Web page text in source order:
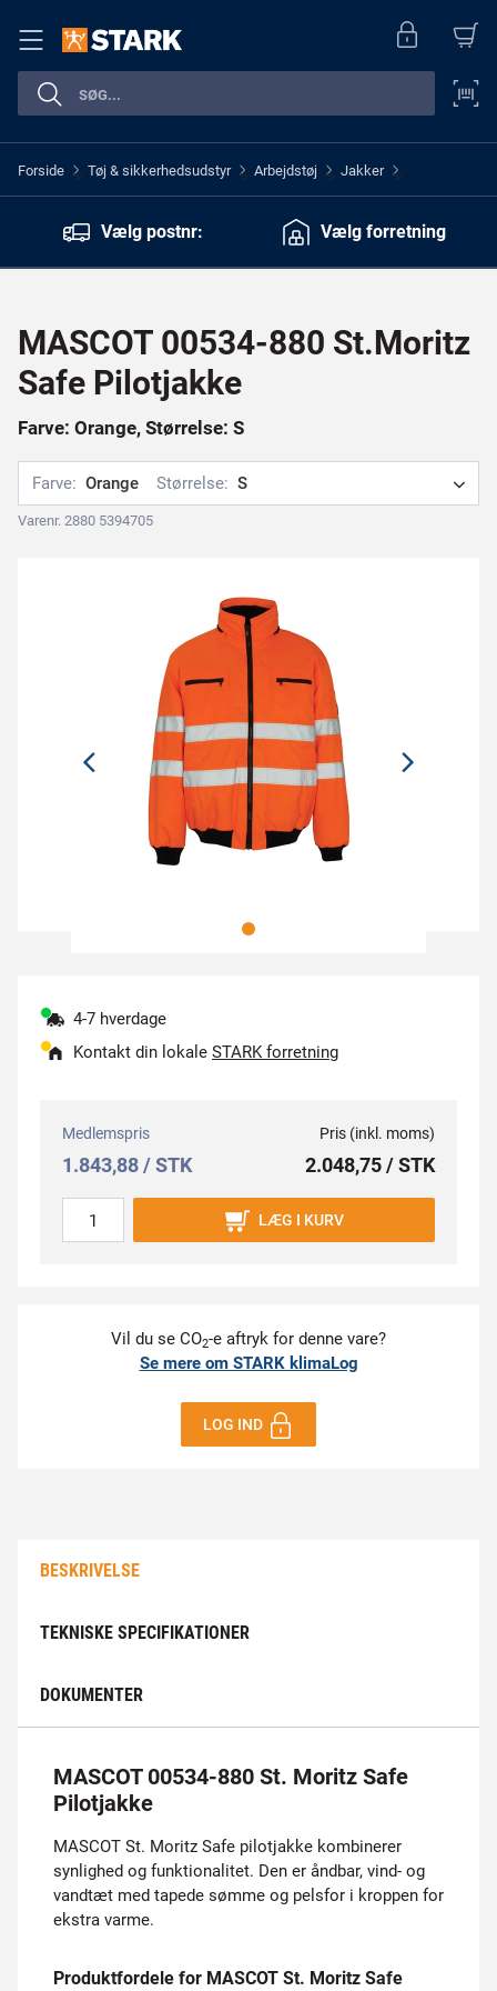
Forside > Tøj & sikkerhedsudstyr > Arbejdstøj > Jakker >
Vælg postnr: Vælg forretning
MASCOT 00534-880 St.Moritz
Safe Pilotjakke
Farve: Orange, Størrelse: S
Farve: Orange Størrelse: S
Varenr. 2880 5394705
4-7 hverdage
Kontakt din lokale STARK forretning
Medlemspris
1.843,88 / STK
Pris (inkl. moms)
2.048,75 / STK
LÆG I KURV
Vil du se CO2-e aftryk for denne vare?
Se mere om STARK klimaLog
LOG IND
BESKRIVELSE
TEKNISKE SPECIFIKATIONER
DOKUMENTER
MASCOT 00534-880 St. Moritz Safe
Pilotjakke
MASCOT St. Moritz Safe pilotjakke kombinerer
synlighed og funktionalitet. Den er åndbar, vind- og
vandtæt med tapede sømme og pelsfor i kroppen for
ekstra varme.
Produktfordele for MASCOT St. Moritz Safe